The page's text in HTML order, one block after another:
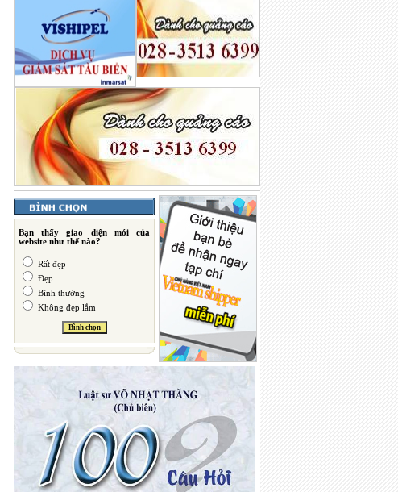
Bạn thấy giao diện mới của
website như thế nào?
Rất đẹp
Đẹp
Bình thường
Không đẹp lắm